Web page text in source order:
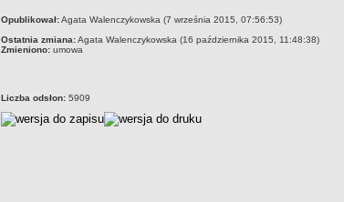
metryczka
Opublikował:Agata Walenczykowska (7 września 2015, 07:56:53)
Ostatnia zmiana:Agata Walenczykowska (16 października 2015, 11:48:38)
Zmieniono: umowa
Liczba odsłon: 5909